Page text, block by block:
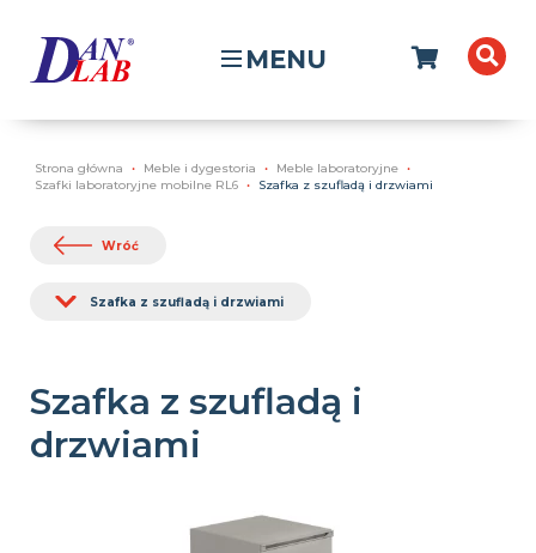
MENU
Strona główna Meble i dygestoria
Meble laboratoryjne
Szafki laboratoryjne mobilne RL6
Szafka z szufladą i drzwiami
Wróć
Szafka z szufladą i drzwiami
Szafka z szufladą i
drzwiami